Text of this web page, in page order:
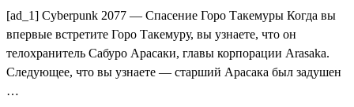
[ad_1] Cyberpunk 2077 — Спасение Горо Такемуры Когда вы
впервые встретите Горо Такемуру, вы узнаете, что он
телохранитель Сабуро Арасаки, главы корпорации Arasaka.
Следующее, что вы узнаете — старший Арасака был задушен
…